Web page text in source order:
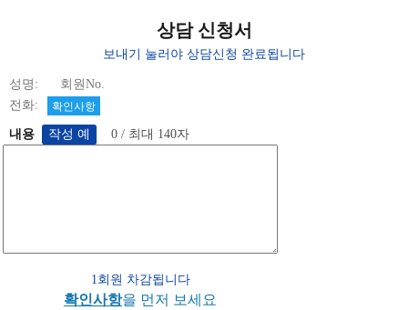
상담 신청서
보내기 눌러야 상담신청 완료됩니다
성명: 회원No.
전화:
확인사항
내용 0 / 최대 140자
1회원 차감됩니다
확인사항을 먼저 보세요